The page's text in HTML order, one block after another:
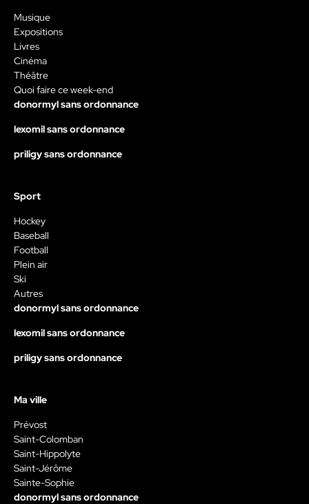
Musique
Expositions
Livres
Cinéma
Théâtre
Quoi faire ce week-end
donormyl sans ordonnance
lexomil sans ordonnance
priligy sans ordonnance
Sport
Hockey
Baseball
Football
Plein air
Ski
Autres
donormyl sans ordonnance
lexomil sans ordonnance
priligy sans ordonnance
Ma ville
Prévost
Saint-Colomban
Saint-Hippolyte
Saint-Jérôme
Sainte-Sophie
donormyl sans ordonnance